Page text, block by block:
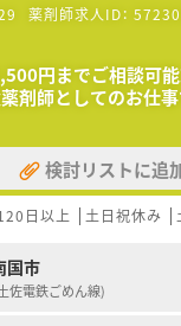
薬剤師求人ID：
円までご相談可
剤師としてのお仕
検討リストに追
日以上 土日祝休み
国市
佐電鉄ごめん線)